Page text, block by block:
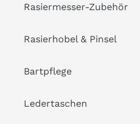
Rasiermesser-Zubehör
Rasierhobel & Pinsel
Bartpflege
Ledertaschen